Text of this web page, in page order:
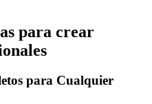
para crear
para Cualquier